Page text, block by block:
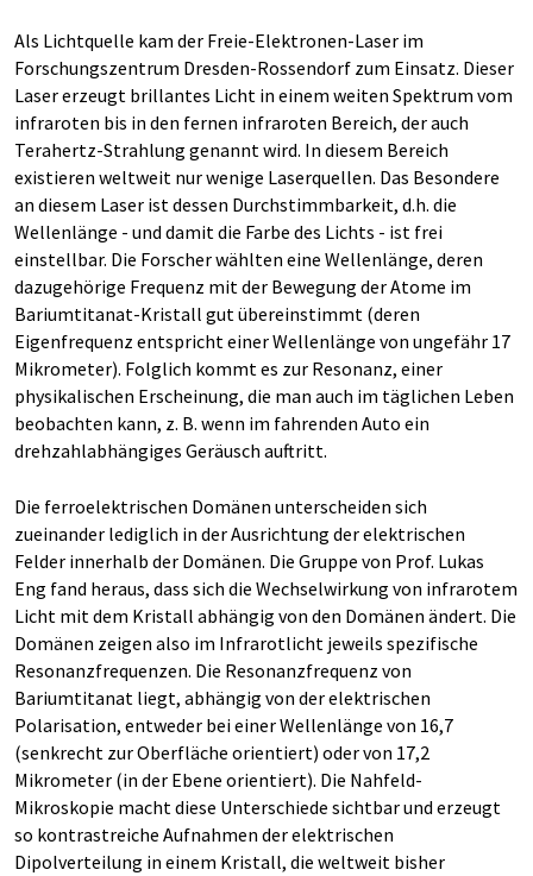
Als Lichtquelle kam der Freie-Elektronen-Laser im
Forschungszentrum Dresden-Rossendorf zum Einsatz. Dieser
Laser erzeugt brillantes Licht in einem weiten Spektrum vom
infraroten bis in den fernen infraroten Bereich, der auch
Terahertz-Strahlung genannt wird. In diesem Bereich
existieren weltweit nur wenige Laserquellen. Das Besondere
an diesem Laser ist dessen Durchstimmbarkeit, d.h. die
Wellenlänge - und damit die Farbe des Lichts - ist frei
einstellbar. Die Forscher wählten eine Wellenlänge, deren
dazugehörige Frequenz mit der Bewegung der Atome im
Bariumtitanat-Kristall gut übereinstimmt (deren
Eigenfrequenz entspricht einer Wellenlänge von ungefähr 17
Mikrometer). Folglich kommt es zur Resonanz, einer
physikalischen Erscheinung, die man auch im täglichen Leben
beobachten kann, z. B. wenn im fahrenden Auto ein
drehzahlabhängiges Geräusch auftritt.
Die ferroelektrischen Domänen unterscheiden sich
zueinander lediglich in der Ausrichtung der elektrischen
Felder innerhalb der Domänen. Die Gruppe von Prof. Lukas
Eng fand heraus, dass sich die Wechselwirkung von infrarotem
Licht mit dem Kristall abhängig von den Domänen ändert. Die
Domänen zeigen also im Infrarotlicht jeweils spezifische
Resonanzfrequenzen. Die Resonanzfrequenz von
Bariumtitanat liegt, abhängig von der elektrischen
Polarisation, entweder bei einer Wellenlänge von 16,7
(senkrecht zur Oberfläche orientiert) oder von 17,2
Mikrometer (in der Ebene orientiert). Die Nahfeld-
Mikroskopie macht diese Unterschiede sichtbar und erzeugt
so kontrastreiche Aufnahmen der elektrischen
Dipolverteilung in einem Kristall, die weltweit bisher